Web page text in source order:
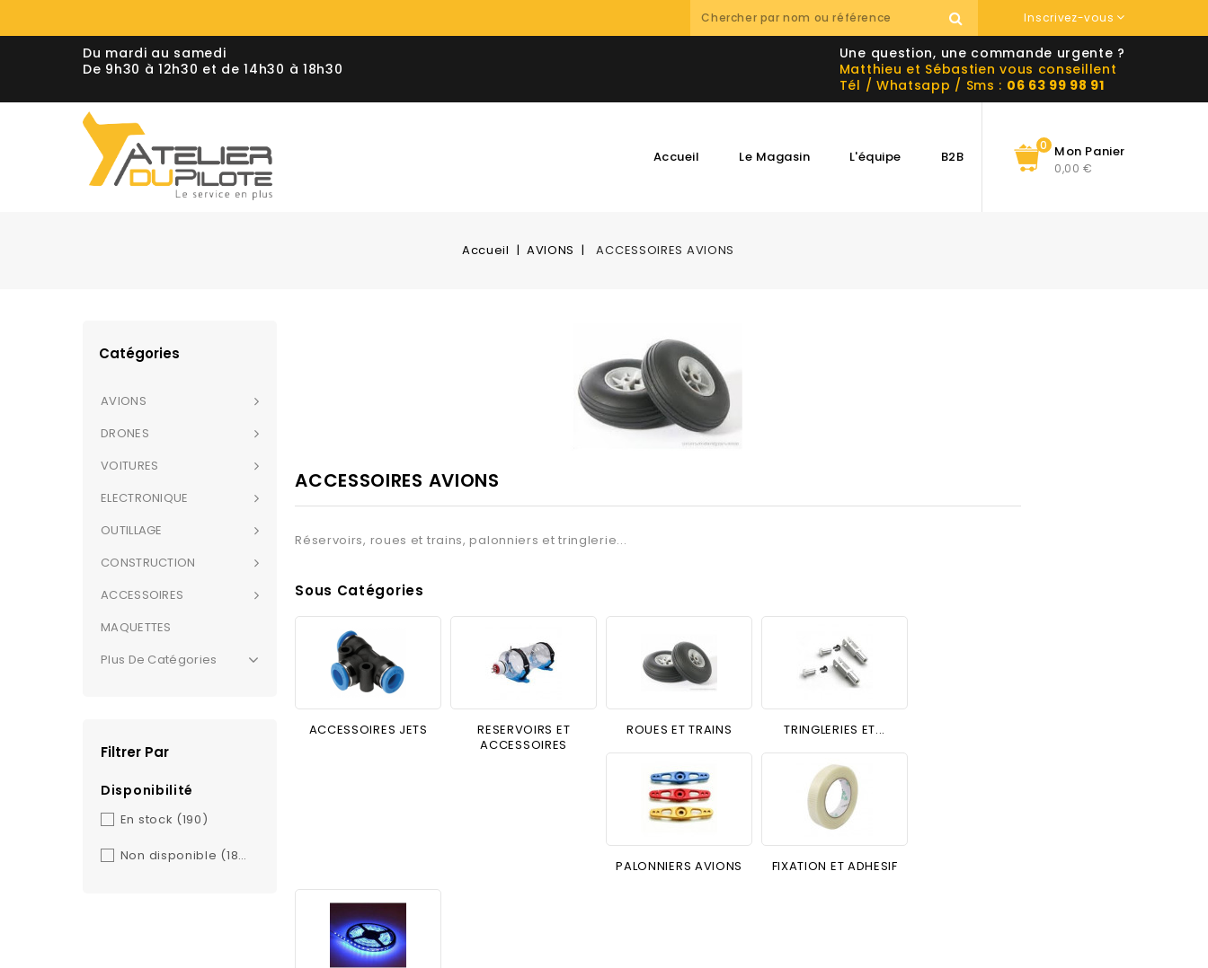
Inscrivez-vous
Du mardi au samedi
De 9h30 à 12h30 et de 14h30 à 18h30
Une question, une commande urgente ?
Matthieu et Sébastien vous conseillent
Tél / Whatsapp / Sms : 06 63 99 98 91
Mon Panier
0
0,00 €
Accueil Le Magasin L'équipe B2B
Accueil AVIONS ACCESSOIRES AVIONS
Catégories
AVIONS
DRONES
VOITURES
ELECTRONIQUE
OUTILLAGE
CONSTRUCTION
ACCESSOIRES
MAQUETTES
Plus De Catégories
Filtrer Par
Disponibilité
En stock (190)
Non disponible (183)
ACCESSOIRES AVIONS
Réservoirs, roues et trains, palonniers et tringlerie...
Sous Catégories
ACCESSOIRES JETS
RESERVOIRS ET
ACCESSOIRES
ROUES ET TRAINS TRINGLERIES ET...
PALONNIERS AVIONS FIXATION ET ADHESIF